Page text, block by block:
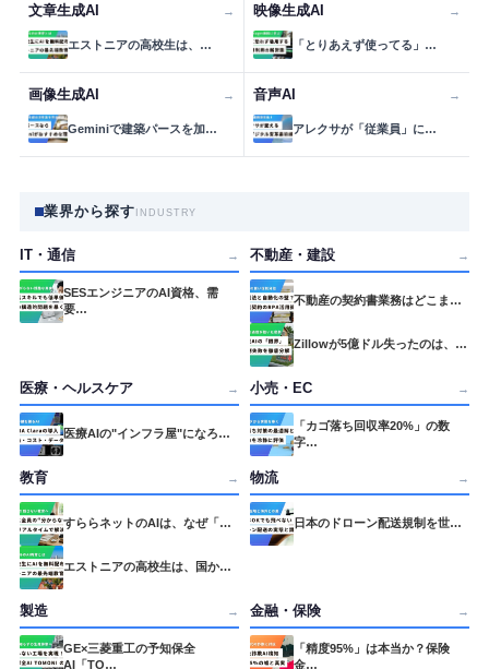
文章生成AI →
エストニアの高校生は、…
映像生成AI →
「とりあえず使ってる」…
画像生成AI →
Geminiで建築パースを加…
音声AI →
アレクサが「従業員」に…
業界から探す INDUSTRY
IT・通信 →
SESエンジニアのAI資格、需
要…
不動産・建設 →
不動産の契約書業務はどこま…
Zillowが5億ドル失ったのは、…
医療・ヘルスケア →
医療AIの"インフラ屋"になろ…
小売・EC →
「カゴ落ち回収率20%」の数
字…
教育 →
すららネットのAIは、なぜ「…
エストニアの高校生は、国か…
物流 →
日本のドローン配送規制を世…
製造 →
GE×三菱重工の予知保全
AI「TO…
金融・保険 →
「精度95%」は本当か？保険
金…